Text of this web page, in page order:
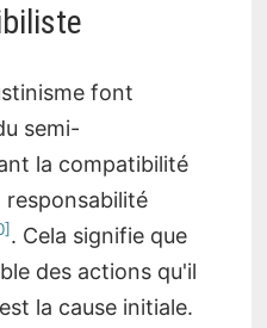
font
semi-
la compatibilité
. Cela signifie que
des actions qu'il
la cause initiale.